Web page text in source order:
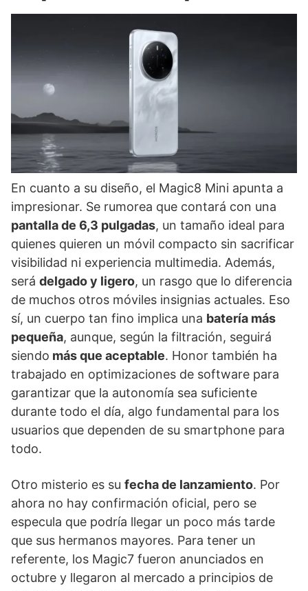
En cuanto a su diseño, el Magic8 Mini apunta a
impresionar. Se rumorea que contará con una
pantalla de 6,3 pulgadas, un tamaño ideal para
quienes quieren un móvil compacto sin sacrificar
visibilidad ni experiencia multimedia. Además,
será delgado y ligero, un rasgo que lo diferencia
de muchos otros móviles insignias actuales. Eso
sí, un cuerpo tan fino implica una batería más
pequeña, aunque, según la filtración, seguirá
siendo más que aceptable. Honor también ha
trabajado en optimizaciones de software para
garantizar que la autonomía sea suficiente
durante todo el día, algo fundamental para los
usuarios que dependen de su smartphone para
todo.
Otro misterio es su fecha de lanzamiento. Por
ahora no hay confirmación oficial, pero se
especula que podría llegar un poco más tarde
que sus hermanos mayores. Para tener un
referente, los Magic7 fueron anunciados en
octubre y llegaron al mercado a principios de